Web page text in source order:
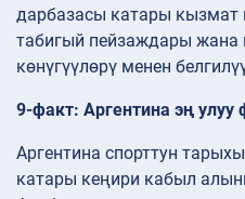
дарбазасы катары
табигый пейзаждары жана
көнүгүүлөрү менен
9-факт: Аргентина эң
Аргентина спорттун
катары кеңири кабыл